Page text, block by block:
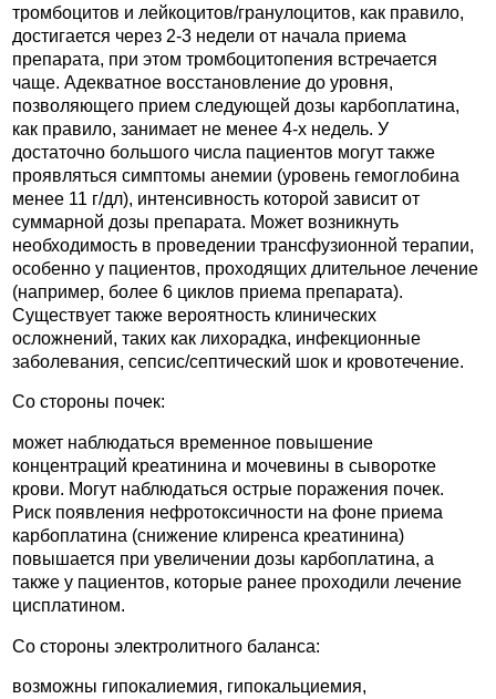
тромбоцитов и лейкоцитов/гранулоцитов, как правило,
достигается через 2-3 недели от начала приема
препарата, при этом тромбоцитопения встречается
чаще. Адекватное восстановление до уровня,
позволяющего прием следующей дозы карбоплатина,
как правило, занимает не менее 4-х недель. У
достаточно большого числа пациентов могут также
проявляться симптомы анемии (уровень гемоглобина
менее 11 г/дл), интенсивность которой зависит от
суммарной дозы препарата. Может возникнуть
необходимость в проведении трансфузионной терапии,
особенно у пациентов, проходящих длительное лечение
(например, более 6 циклов приема препарата).
Существует также вероятность клинических
осложнений, таких как лихорадка, инфекционные
заболевания, сепсис/септический шок и кровотечение.
Со стороны почек:
может наблюдаться временное повышение
концентраций креатинина и мочевины в сыворотке
крови. Могут наблюдаться острые поражения почек.
Риск появления нефротоксичности на фоне приема
карбоплатина (снижение клиренса креатинина)
повышается при увеличении дозы карбоплатина, а
также у пациентов, которые ранее проходили лечение
цисплатином.
Со стороны электролитного баланса:
возможны гипокалиемия, гипокальциемия,